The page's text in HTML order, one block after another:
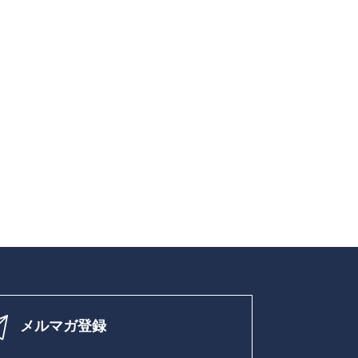
メルマガ登録